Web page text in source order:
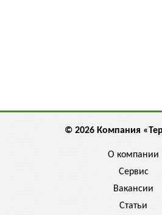
© 2026 Компания
О компании
Сервис
Вакансии
Статьи